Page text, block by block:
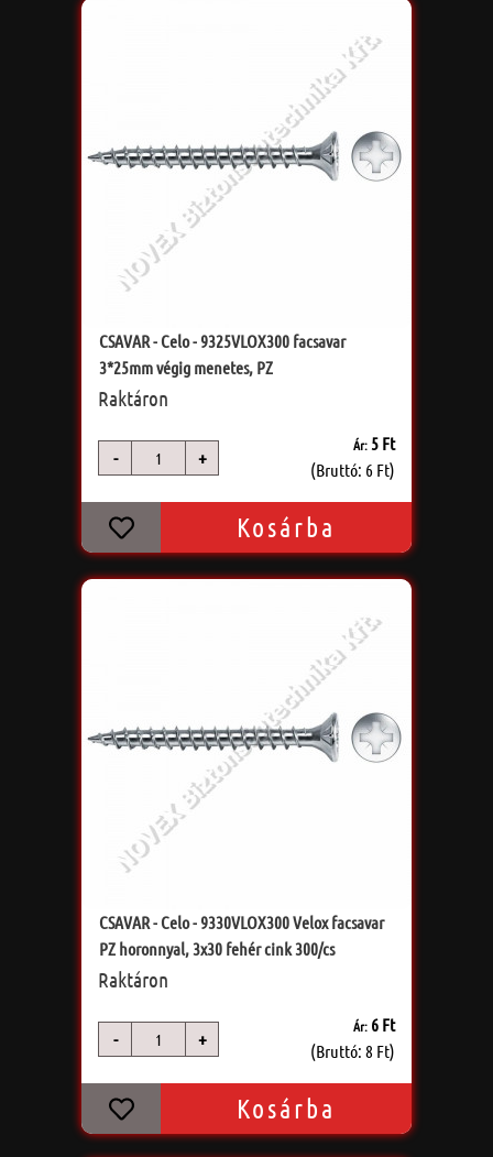
CSAVAR - Celo - 9325VLOX300 facsavar
3*25mm végig menetes, PZ
Raktáron
- +
Ár: 5 Ft
(Bruttó: 6 Ft)
Kosárba
CSAVAR - Celo - 9330VLOX300 Velox facsavar
PZ horonnyal, 3x30 fehér cink 300/cs
Raktáron
- +
Ár: 6 Ft
(Bruttó: 8 Ft)
Kosárba